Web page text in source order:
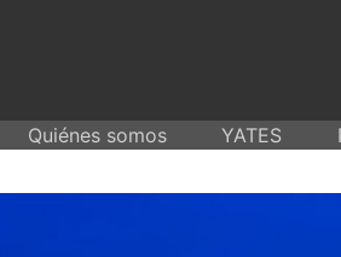
Quiénes somos YATES